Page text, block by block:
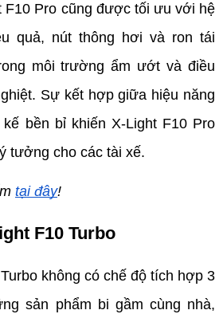
F10 Pro cũng được tối ưu với hệ
quả, nút thông hơi và ron tái
môi trường ẩm ướt và điều
Sự kết hợp giữa hiệu năng
bền bỉ khiến X-Light F10 Pro
tưởng cho các tài xế.
tại đây!
F10 Turbo
không có chế độ tích hợp 3
sản phẩm bi gầm cùng nhà,